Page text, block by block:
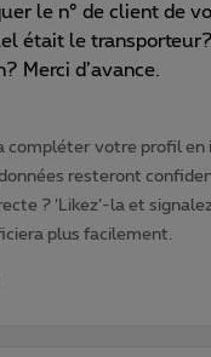
le n° de client de
était le
Merci d’avance.
compléter votre profil en
resteront
? ‘Likez’-la et
plus facilement.